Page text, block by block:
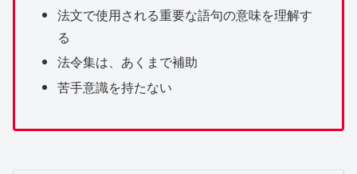
法文で使用される重要な語句の意味を理解す
る
法令集は、あくまで補助
苦手意識を持たない